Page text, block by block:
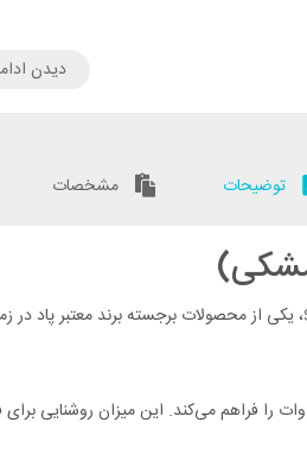
دیدن
توضیحات مشخصات
، یکی از محصولات برجسته برند معتبر پاد در